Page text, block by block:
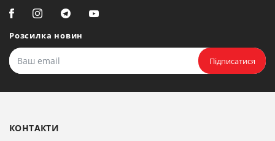
Розсилка новин
Підписатися
КОНТАКТИ